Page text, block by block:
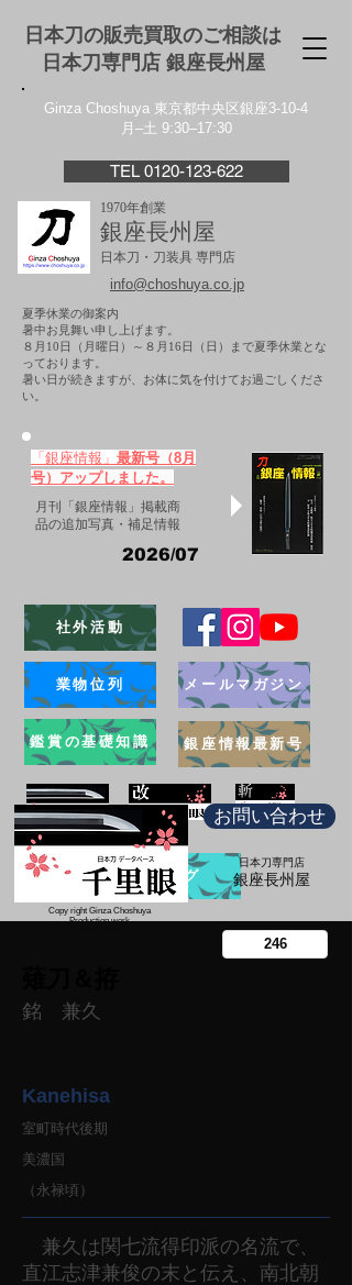
日本刀の販売買取のご相談は
日本刀専門店 銀座⻑州屋
Ginza Choshuya 東京都中央区銀座3-10-4
月–土 9:30–17:30
TEL 0120-123-622
1970年創業
銀座長州屋
日本刀・刀装具 専門店
info@choshuya.co.jp
夏季休業の御案内
暑中お見舞い申し上げます。
８月10日（月曜日）～８月16日（日）まで夏季休業とな
っております。
​暑い日が続きますが、お体に気を付けてお過ごしくださ
い。
「銀座情報」 最新号（8月
号）アップしました。
月刊「銀座情報」掲載商
品の追加写真・補足情報
2026/07
社外活動
業物位列
鑑賞の基礎知識
メールマガジン
銀座情報最新号
ブログ
お問い合わせ
日本刀専門店
​銀座長州屋
Copy right Ginza Choshuya
Production work
銘 兼久
Kanehisa
室町時代後期
美濃国
（永禄頃）
兼久は関七流得印派の名流で、
直江志津兼俊の末と伝え、南北朝